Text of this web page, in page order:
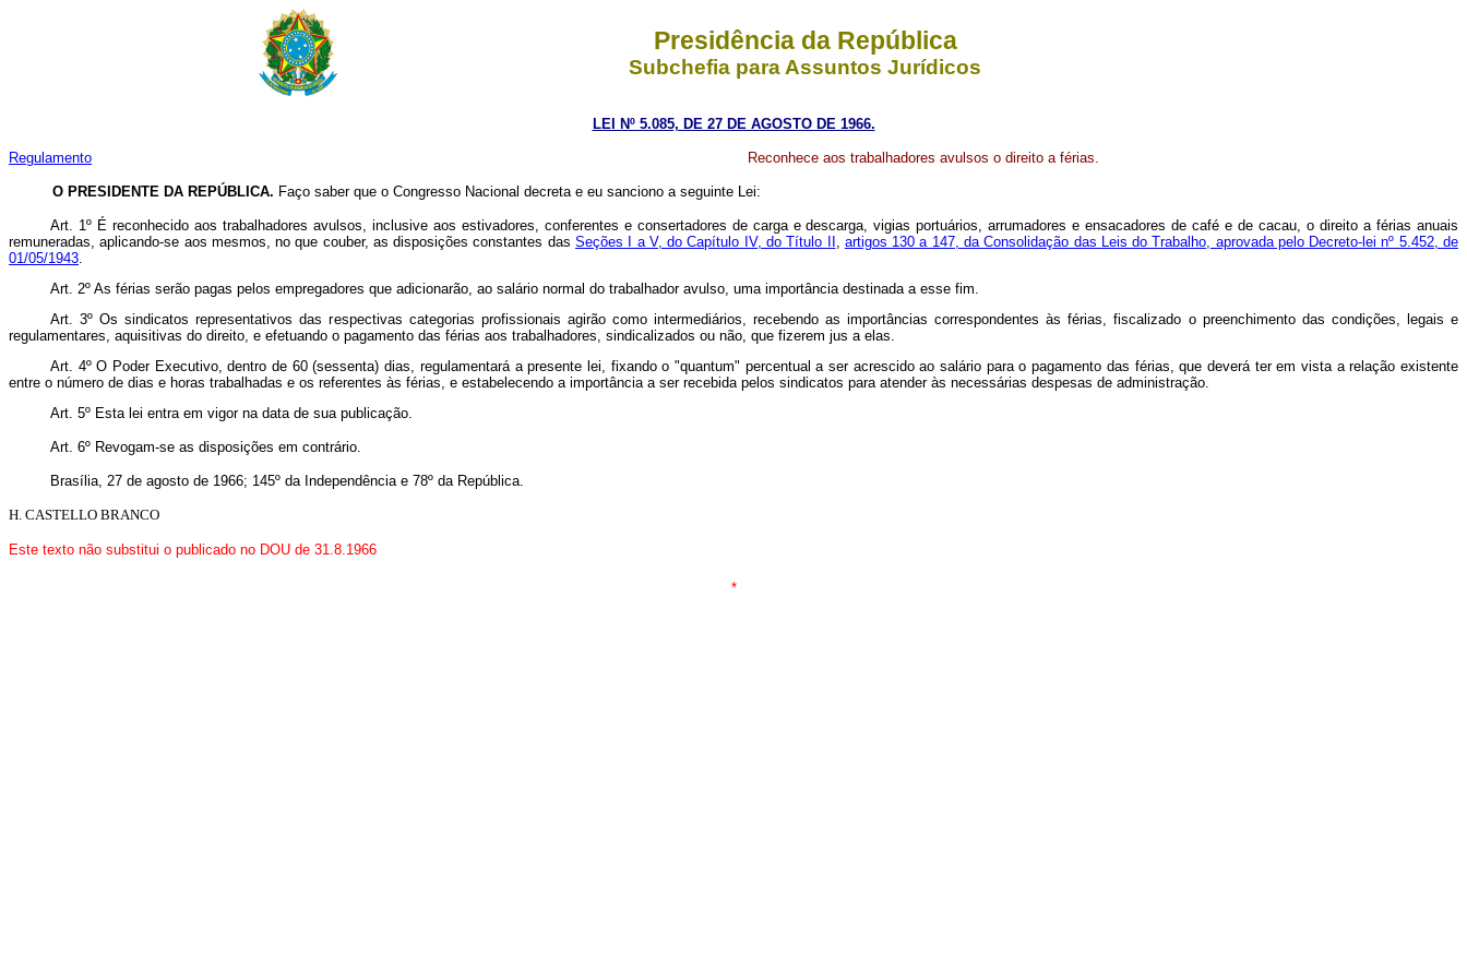
Presidência da República
Subchefia para Assuntos Jurídicos
LEI Nº 5.085, DE 27 DE AGOSTO DE 1966.
Regulamento Reconhece aos trabalhadores avulsos o direito a férias.
O PRESIDENTE DA REPÚBLICA. Faço saber que o Congresso Nacional decreta e eu sanciono a seguinte Lei:
Art. 1º É reconhecido aos trabalhadores avulsos, inclusive aos estivadores, conferentes e consertadores de carga e descarga, vigias portuários, arrumadores e ensacadores de café e de cacau, o direito a férias anuais
remuneradas, aplicando-se aos mesmos, no que couber, as disposições constantes dasSeções I a V, do Capítulo IV, do Título II , artigos 130 a 147, da Consolidação das Leis do Trabalho, aprovada pelo Decreto-lei nº 5.452, de
01/05/1943.
Art. 2º As férias serão pagas pelos empregadores que adicionarão, ao salário normal do trabalhador avulso, uma importância destinada a esse fim.
Art. 3º Os sindicatos representativos das respectivas categorias profissionais agirão como intermediários, recebendo as importâncias correspondentes às férias, fiscalizado o preenchimento das condições, legais e
regulamentares, aquisitivas do direito, e efetuando o pagamento das férias aos trabalhadores, sindicalizados ou não, que fizerem jus a elas.
Art. 4º O Poder Executivo, dentro de 60 (sessenta) dias, regulamentará a presente lei, fixando o "quantum" percentual a ser acrescido ao salário para o pagamento das férias, que deverá ter em vista a relação existente
entre o número de dias e horas trabalhadas e os referentes às férias, e estabelecendo a importância a ser recebida pelos sindicatos para atender às necessárias despesas de administração.
Art. 5º Esta lei entra em vigor na data de sua publicação.
Art. 6º Revogam-se as disposições em contrário.
Brasília, 27 de agosto de 1966; 145º da Independência e 78º da República.
H. CASTELLO BRANCO
Este texto não substitui o publicado no DOU de 31.8.1966
*